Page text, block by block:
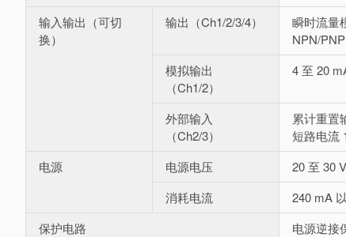
输入输出（可切
换）
输出（Ch1/2/3/4）
瞬时流量
NPN/
模拟输出
（Ch1/2）
4 至 20
外部输入
（Ch2/3）
累计重置
短路电流
电源
电源电压
20 至 30
消耗电流
240 mA
保护电路
电源逆接